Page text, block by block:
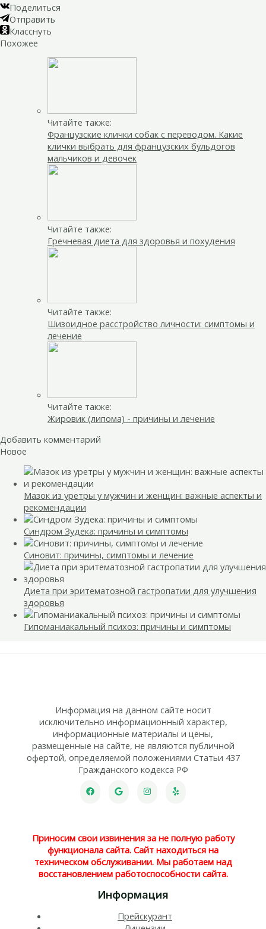
Поделиться
Отправить
Класснуть
Похожее
Читайте также:
Французские клички собак с переводом. Какие
клички выбрать для французских бульдогов
мальчиков и девочек
Читайте также:
Гречневая диета для здоровья и похудения
Читайте также:
Шизоидное расстройство личности: симптомы и
лечение
Читайте также:
Жировик (липома) - причины и лечение
Добавить комментарий
Новое
Мазок из уретры у мужчин и женщин: важные аспекты и
рекомендации
Синдром Зудека: причины и симптомы
Синовит: причины, симптомы и лечение
Диета при эритематозной гастропатии для улучшения
здоровья
Гипоманиакальный психоз: причины и симптомы
Информация на данном сайте носит
исключительно информационный характер,
информационные материалы и цены,
размещенные на сайте, не являются публичной
офертой, определяемой положениями Статьи 437
Гражданского кодекса РФ
Приносим свои извинения за не полную работу
функционала сайта. Сайт находиться на
техническом обслуживании. Мы работаем над
восстановлением работоспособности сайта.
Информация
Прейскурант